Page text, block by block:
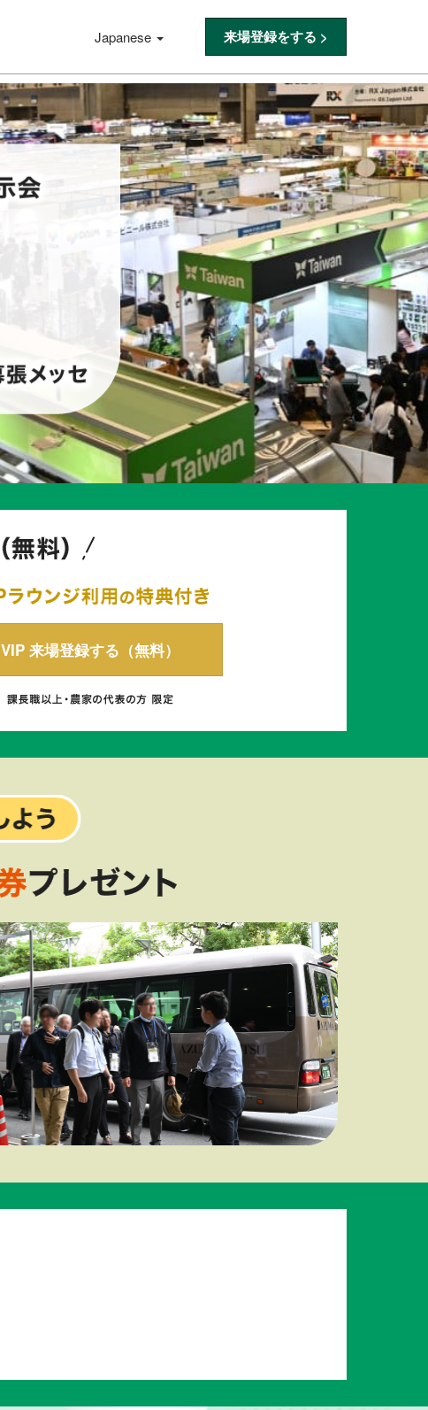
Japanese
Escape
close
the
menu.
来場登録をする >
VIP 来場登録する（無料）